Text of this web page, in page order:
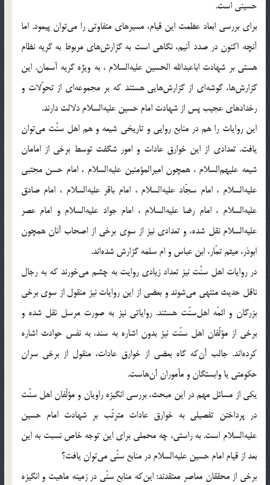
حسینی است.
برای بررسی ابعاد عظمت این قیام، مسیرهای متفاوتی را می‌توان پیمود. اما
آنچه اکنون در صدد آنیم، نگاهی است به گزارش‌های مربوط به گریه نظام
هستی بر شهادت اباعبدالله الحسین علیه‌السلام ، به ویژه گریه آسمان. این
گزارش‌ها، گوشه‌ای از گزارش‌هایی هستند که بر مجموعه‌ای از تحوّلات و
رخدادهای عجیب پس از شهادت امام حسین علیه‌السلام دلالت دارند.
این روایات را هم در منابع روایی و تاریخی شیعه و هم اهل سنّت می‌توان
یافت. تعدادی از این خوارق عادات و امور شگفت توسط برخی از امامان
شیعه علیهم‌السلام ، همچون امیرالمؤمنین علیه‌السلام ، امام حسن مجتبی
علیه‌السلام ، امام سجّاد علیه‌السلام ، امام باقر علیه‌السلام ، امام صادق
علیه‌السلام ، امام رضا علیه‌السلام ، امام جواد علیه‌السلام و امام عصر
علیه‌السلام نقل شده، و تعدادی نیز از سوی برخی از اصحاب آنان همچون
ابوذر، میثم تمّار، ابن عباس و ام سلمه گزارش شده‌اند.
در روایات اهل سنّت نیز تعداد زیادی روایت به چشم می‌خورند که به رجال
ناقل حدیث منتهی می‌شوند و بعضی از این روایات نیز منقول از سوی برخی
بزرگان و ائمّه اهل‌سنّت هستند. روایاتی نیز به صورت مرسل نقل شده و
برخی از مؤلّفان اهل سنّت نیز بدون اشاره به سند، به نفس حوادث اشاره
کرده‌اند. جالب آن‌که گاه بعضی از خوارق عادات، منقول از برخی سران
حکومتی یا وابستگان و مأموران آن‌هاست.
یکی از مسائل مهم در این مبحث، بررسی انگیزه راویان و مؤلّفان اهل سنّت
در پرداختن تفصیلی به خوارق عادات مترتّب بر شهادت امام حسین
علیه‌السلام است. به راستی، چه محملی برای این توجه خاص نسبت به این
بعد از قیام امام حسین علیه‌السلام در منابع سنّی می‌توان یافت؟
برخی از محققان معاصر معتقدند: این‌که منابع سنّی در زمینه ماهیت و انگیزه